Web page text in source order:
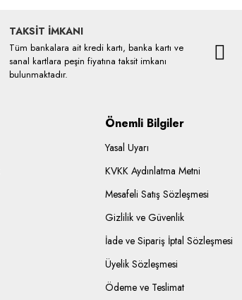
TAKSİT İMKANI
Tüm bankalara ait kredi kartı, banka kartı ve
sanal kartlara peşin fiyatına taksit imkanı
bulunmaktadır.
Önemli Bilgiler
Yasal Uyarı
KVKK Aydınlatma Metni
Mesafeli Satış Sözleşmesi
Gizlilik ve Güvenlik
İade ve Sipariş İptal Sözleşmesi
Üyelik Sözleşmesi
Ödeme ve Teslimat